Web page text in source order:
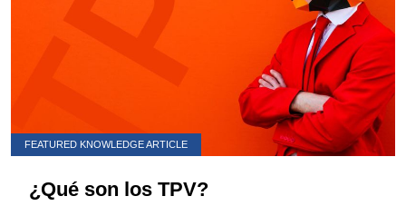
FEATURED KNOWLEDGE ARTICLE
¿Qué son los TPV?